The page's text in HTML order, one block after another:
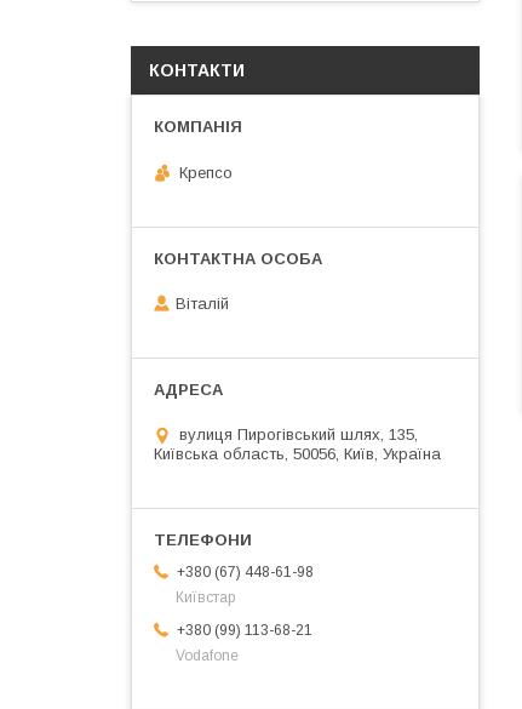
КОНТАКТИ
Крепсо
Віталій
вулиця Пирогівський шлях, 135,
Київська область, 50056, Київ, Україна
+380 (67) 448-61-98
Київстар
+380 (99) 113-68-21
Vodafone